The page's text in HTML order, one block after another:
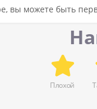
вы можете быть
Плохой